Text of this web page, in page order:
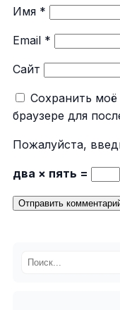
Имя *
Email *
Сайт
Сохранить
браузере для
Пожалуйста,
два × пять =